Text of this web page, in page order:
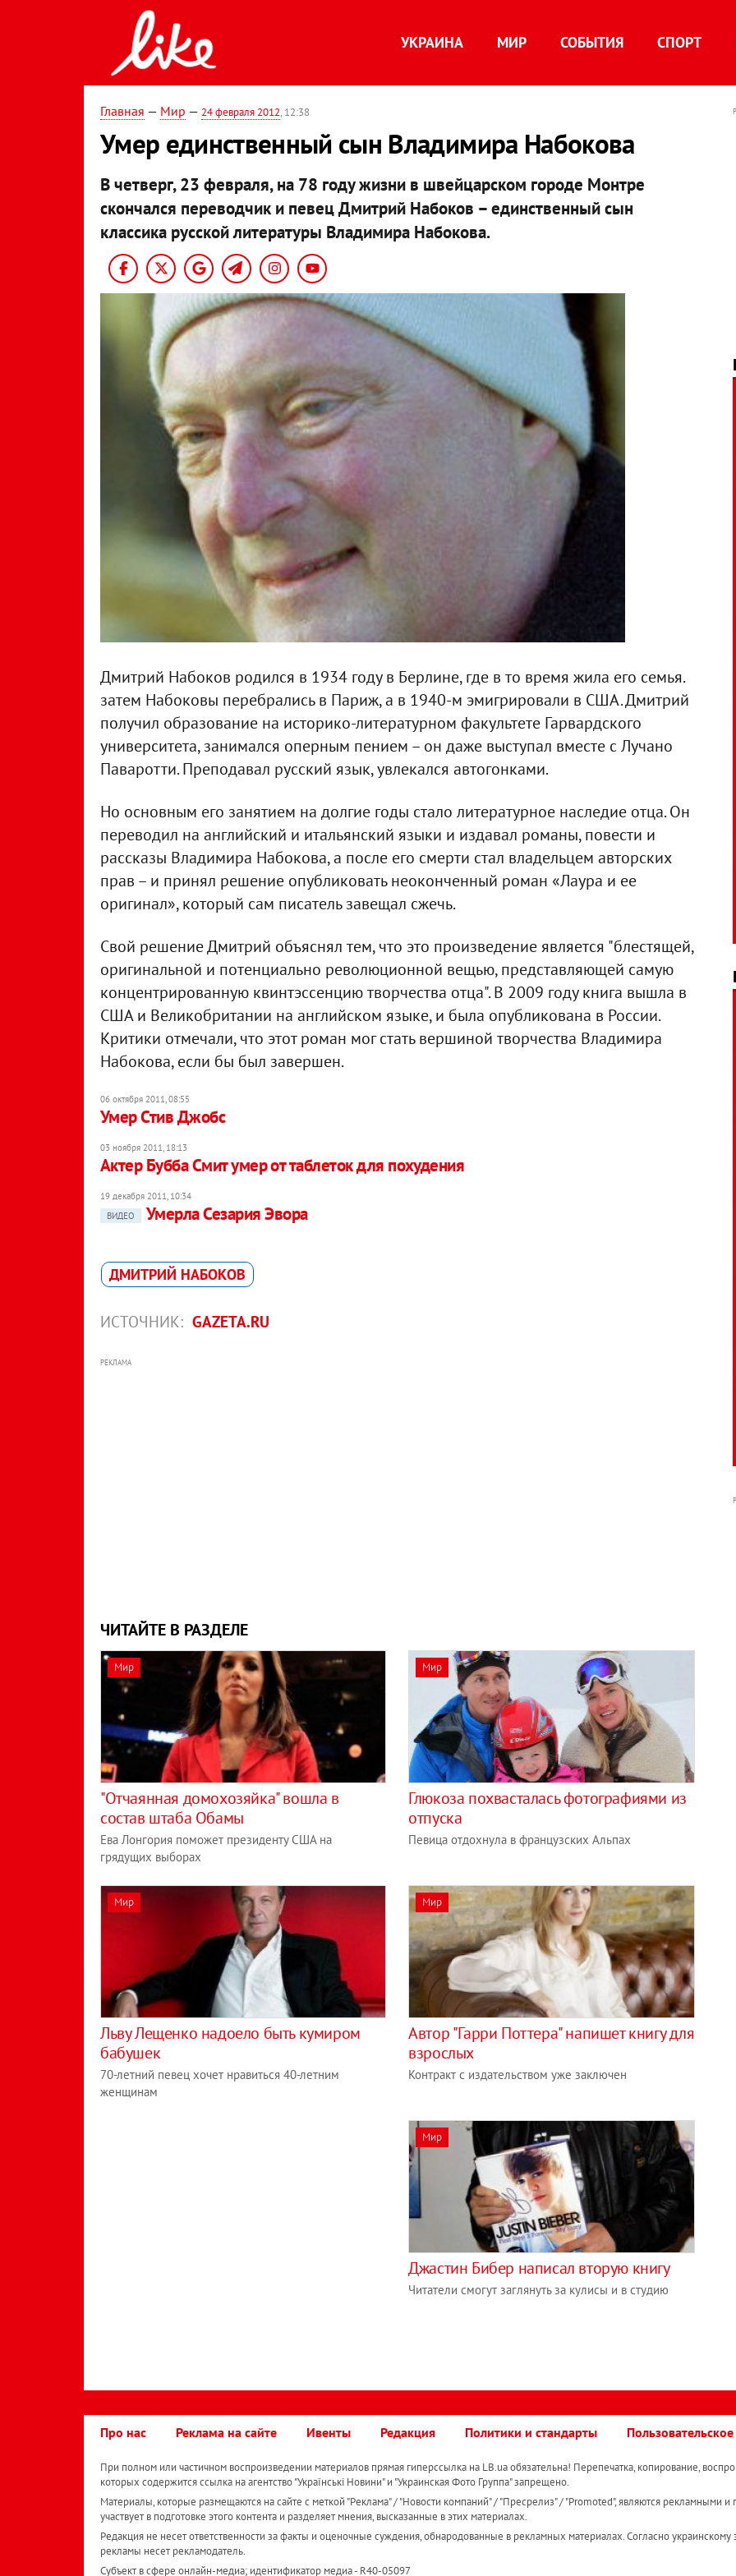
УКРАИНА МИР СОБЫТИЯ СПОРТ
Главная — Мир — 24 февраля 2012, 12:38
Умер единственный сын Владимира Набокова
В четверг, 23 февраля, на 78 году жизни в швейцарском городе Монтре
скончался переводчик и певец Дмитрий Набоков – единственный сын
классика русской литературы Владимира Набокова.
Дмитрий Набоков родился в 1934 году в Берлине, где в то время жила его семья.
затем Набоковы перебрались в Париж, а в 1940-м эмигрировали в США. Дмитрий
получил образование на историко-литературном факультете Гарвардского
университета, занимался оперным пением – он даже выступал вместе с Лучано
Паваротти. Преподавал русский язык, увлекался автогонками.
Но основным его занятием на долгие годы стало литературное наследие отца. Он
переводил на английский и итальянский языки и издавал романы, повести и
рассказы Владимира Набокова, а после его смерти стал владельцем авторских
прав – и принял решение опубликовать неоконченный роман «Лаура и ее
оригинал», который сам писатель завещал сжечь.
Свой решение Дмитрий объяснял тем, что это произведение является "блестящей,
оригинальной и потенциально революционной вещью, представляющей самую
концентрированную квинтэссенцию творчества отца". В 2009 году книга вышла в
США и Великобритании на английском языке, и была опубликована в России.
Критики отмечали, что этот роман мог стать вершиной творчества Владимира
Набокова, если бы был завершен.
06 октября 2011, 08:55
Умер Стив Джобс
03 ноября 2011, 18:13
Актер Бубба Смит умер от таблеток для похудения
19 декабря 2011, 10:34
ВИДЕО
Умерла Сезария Эвора
ДМИТРИЙ НАБОКОВ
ИСТОЧНИК: GAZETA.RU
РЕКЛАМА
ЧИТАЙТЕ В РАЗДЕЛЕ
Мир
"Отчаянная домохозяйка" вошла в
состав штаба Обамы
Ева Лонгория поможет президенту США на
грядущих выборах
Мир
Глюкоза похвасталась фотографиями из
отпуска
Певица отдохнула в французских Альпах
Мир
Льву Лещенко надоело быть кумиром
бабушек
70-летний певец хочет нравиться 40-летним
женщинам
Мир
Автор "Гарри Поттера" напишет книгу для
взрослых
Контракт с издательством уже заключен
Мир
Джастин Бибер написал вторую книгу
Читатели смогут заглянуть за кулисы и в студию
Про нас Реклама на сайте Ивенты Редакция Политики и стандарты
При полном или частичном воспроизведении материалов прямая гиперссылка на LB.ua обязательна! Перепечатка, копирование,
которых содержится ссылка на агентство "Українськi Новини" и "Украинская Фото Группа" запрещено.
Материалы, которые размещаются на сайте с меткой "Реклама" / "Новости компаний" / "Пресрелиз" / "Promoted", являются рекламными и
участвует в подготовке этого контента и разделяет мнения, высказанные в этих материалах.
Редакция не несет ответственности за факты и оценочные суждения, обнародованные в рекламных материалах. Согласно украинскому
рекламы несет рекламодатель.
Субъект в сфере онлайн-медиа; идентификатор медиа - R40-05097